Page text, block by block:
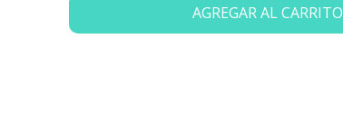
AGREGAR AL CARRITO